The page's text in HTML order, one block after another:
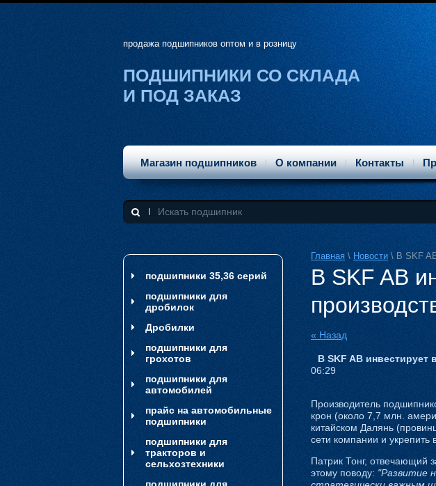
продажа подшипников оптом и в розницу
ПОДШИПНИКИ СО СКЛАДА
И ПОД ЗАКАЗ
Магазин подшипников О компании Контакты
Главная \ Новости \ В SKF
В SKF AB
« Назад
В SKF AB
06:29
Производитель
крон (около 7,7 млн.
китайском Далянь
сети компании и укрепить
Патрик Тонг, отвечающий
этому поводу: "Развитие
подшипники 35,36 серий
подшипники для
дробилок
Дробилки
подшипники для
грохотов
подшипники для
автомобилей
прайс на автомобильные
подшипники
подшипники для
тракторов и
сельхозтехники